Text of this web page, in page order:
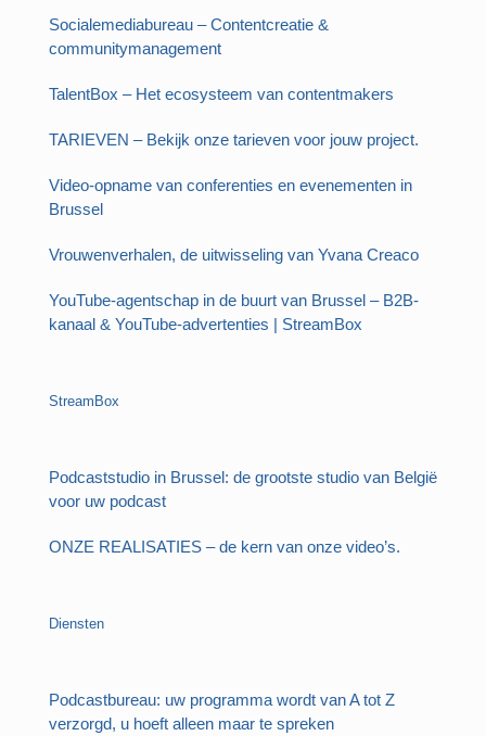
Socialemediabureau – Contentcreatie &
communitymanagement
TalentBox – Het ecosysteem van contentmakers
TARIEVEN – Bekijk onze tarieven voor jouw project.
Video-opname van conferenties en evenementen in
Brussel
Vrouwenverhalen, de uitwisseling van Yvana Creaco
YouTube-agentschap in de buurt van Brussel – B2B-
kanaal & YouTube-advertenties | StreamBox
StreamBox
Podcaststudio in Brussel: de grootste studio van België
voor uw podcast
ONZE REALISATIES – de kern van onze video’s.
Diensten
Podcastbureau: uw programma wordt van A tot Z
verzorgd, u hoeft alleen maar te spreken